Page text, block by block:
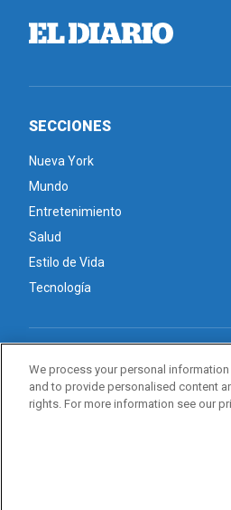
SECCIONES
Nueva York
Mundo
Entretenimiento
Salud
Estilo de Vida
Tecnología
Acerca de nosotros Advertise
We process your personal
and to provide personalised content
rights. For more information see our